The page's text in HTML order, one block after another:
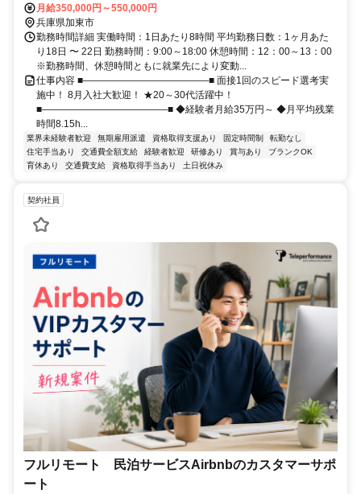
月給350,000円～550,000円
兵庫県加東市
勤務時間詳細 実働時間：1日あたり8時間 平均勤務日数：1ヶ月あた
り18日 〜 22日 勤務時間：9:00～18:00 休憩時間：12：00～13：00
※勤務時間、休憩時間ともに就業先により変動...
仕事内容 ■―――――――――――――■ 面接1回のスピード選考実
施中！ 8月入社大歓迎！ ★20～30代活躍中！
■―――――――――――――■ ◆経験者月給35万円～ ◆月平均残業
時間8.15h...
業界未経験者歓迎 無期雇用派遣 資格取得支援あり 固定時間制
転勤なし
住宅手当あり
交通費全額支給 経験者歓迎 研修あり 賞与あり
ブランクOK
育休あり
交通費支給 資格取得手当あり 土日祝休み
契約社員
フルリモート 民泊サービスAirbnbのカスタマーサポ
ート